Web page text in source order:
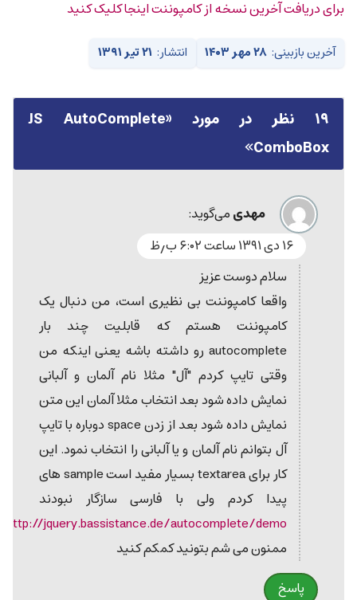
برای دریافت آخرین نسخه از کامپوننت اینجا کلیک کنید
آخرین بازبینی: ۲۸ مهر ۱۴۰۳ انتشار: ۲۱ تیر ۱۳۹۱
۱۹ نظر در مورد «
JS AutoComplete
ComboBox
»
مهدیمی‌گوید:
۱۶ دی ۱۳۹۱ ساعت ۶:۰۲ ب٫ظ
سلام دوست عزیز
واقعا کامپوننت بی نظیری است، من دنبال یک
کامپوننت هستم که قابلیت چند بار
autocomplete رو داشته باشه یعنی اینکه من
وقتی تایپ کردم "آل" مثلا نام آلمان و آلبانی
نمایش داده شود بعد انتخاب مثلا آلمان این متن
نمایش داده شود بعد از زدن space دوباره با تایپ
آل بتوانم نام آلمان و یا آلبانی را انتخاب نمود. این
کار برای textarea بسیار مفید است sample های
پیدا کردم ولی با فارسی سازگار نبودند
http://jquery.bassistance.de/autocomplete/demo/
ممنون می شم بتونید کمکم کنید
پاسخ